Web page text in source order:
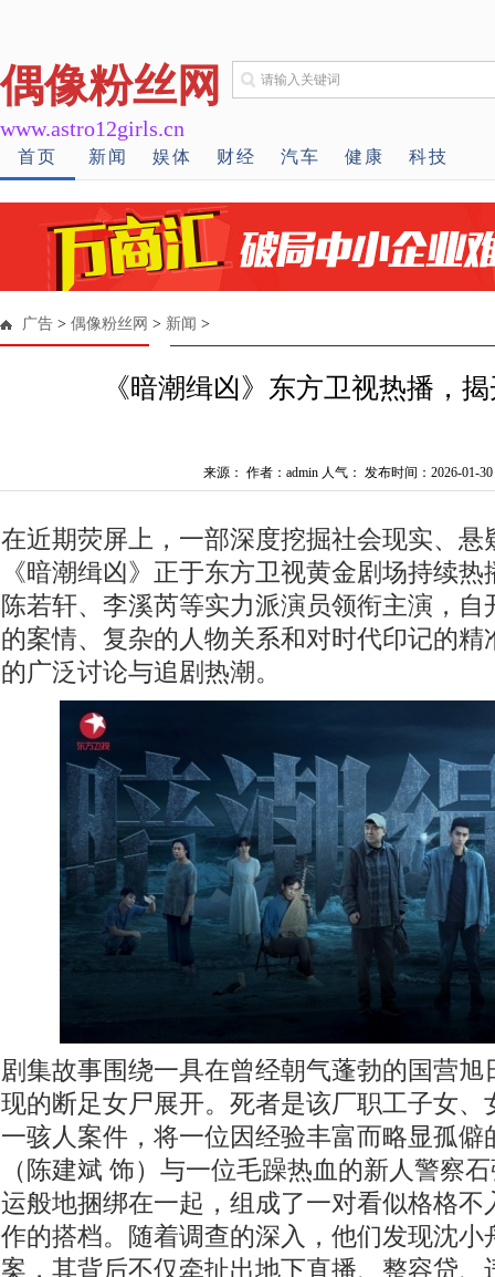
偶像粉丝网
www.astro12girls.cn
首页 新闻 娱体 财经 汽车 健康 科技
广告 > 偶像粉丝网 > 新闻 >
《暗潮缉凶》东方卫视热播，
来源： 作者：admin 人气： 发布时间：2026-01-30
在近期荧屏上，一部深度挖掘社会现实、悬
《暗潮缉凶》正于东方卫视黄金剧场持续
陈若轩、李溪芮等实力派演员领衔主演，
的案情、复杂的人物关系和对时代印记的精
的广泛讨论与追剧热潮。
剧集故事围绕一具在曾经朝气蓬勃的国营旭
现的断足女尸展开。死者是该厂职工子女、
一骇人案件，将一位因经验丰富而略显孤僻
（陈建斌 饰）与一位毛躁热血的新人警察
运般地捆绑在一起，组成了一对看似格格不
作的搭档。随着调查的深入，他们发现沈小
案，其背后不仅牵扯出地下直播、整容贷、